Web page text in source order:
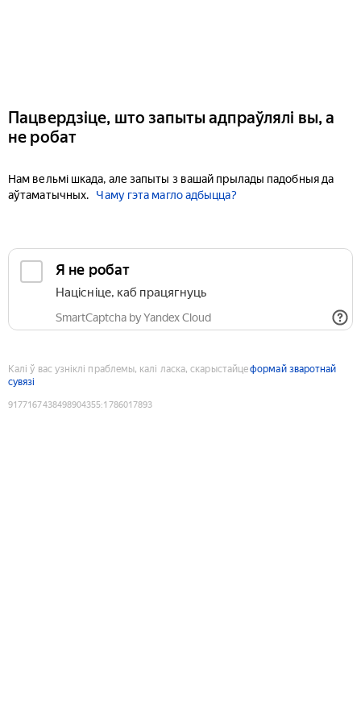
Пацвердзіце, што запыты адпраўлялі вы, а
не робат
Нам вельмі шкада, але запыты з вашай прылады падобныя да
аўтаматычных.
Чаму гэта магло адбыцца?
Я не робат
Націсніце, каб працягнуць
SmartCaptcha by Yandex Cloud
Калі ў вас узніклі праблемы, калі ласка, скарыстайцеформай зваротнай
сувязі
9177167438498904355:1786017893